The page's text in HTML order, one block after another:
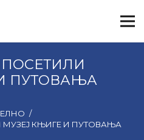
ПУТОВАЊА
/
КЊИГЕ И ПУТОВАЊА